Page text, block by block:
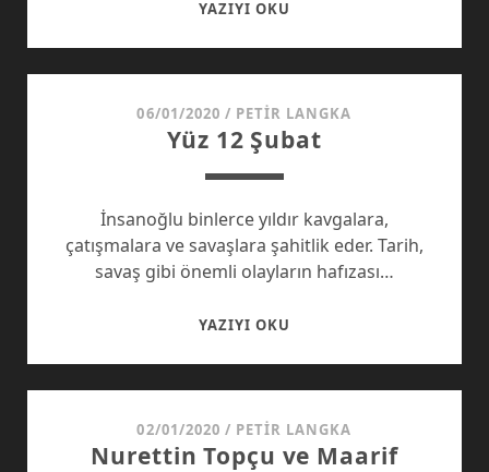
YAZIYI OKU
06/01/2020 / PETIR LANGKA
Yüz 12 Şubat
İnsanoğlu binlerce yıldır kavgalara,
çatışmalara ve savaşlara şahitlik eder. Tarih,
savaş gibi önemli olayların hafızası…
YAZIYI OKU
02/01/2020 / PETIR LANGKA
Nurettin Topçu ve Maarif